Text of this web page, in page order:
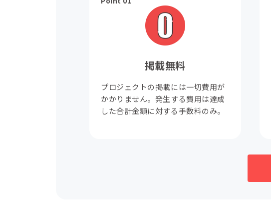
掲載無料
プロジェクトの掲載には一切費用が
かかりません。発生する費用は達成
した合計金額に対する手数料のみ。